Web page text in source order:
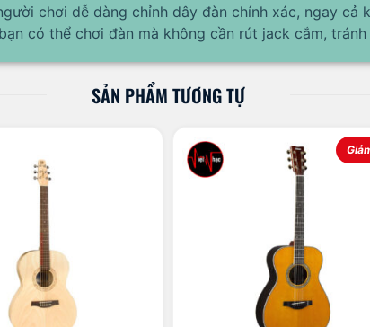
chơi dễ dàng chỉnh dây đàn chính xác, ngay cả
có thể chơi đàn mà không cần rút jack cắm,
SẢN PHẨM TƯƠNG TỰ